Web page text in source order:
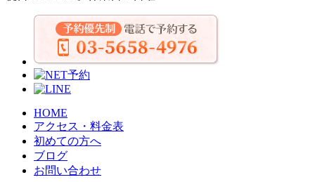
HOME
アクセス・料金表
初めての方へ
ブログ
お問い合わせ